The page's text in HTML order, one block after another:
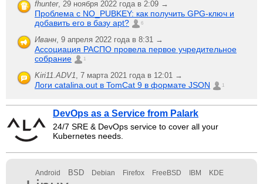
fhunter, 29 ноября 2022 года в 2:09 →
Проблема с NO_PUBKEY: как получить GPG-ключ и
добавить его в базу apt?
6
Иванн, 9 апреля 2022 года в 8:31 →
Ассоциация РАСПО провела первое учредительное
собрание
1
Kiri11.ADV1, 7 марта 2021 года в 12:01 →
Логи catalina.out в TomCat 9 в формате JSON 1
DevOps as a Service from Palark
24/7 SRE & DevOps service to cover all your
Kubernetes needs.
Android BSD Debian Firefox FreeBSD IBM KDE